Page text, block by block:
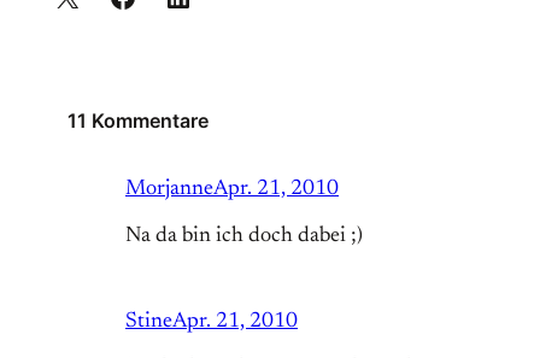
11 Kommentare
MorjanneApr. 21, 2010
Na da bin ich doch dabei ;)
StineApr. 21, 2010